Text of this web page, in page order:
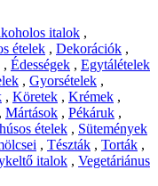
italok ,
ételek , Dekorációk ,
, Édességek , Egytálételek
, Gyorsételek ,
, Köretek , Krémek ,
, Mártások , Pékáruk ,
ételek , Sütemények
, Tészták , Torták ,
italok , Vegetáriánus